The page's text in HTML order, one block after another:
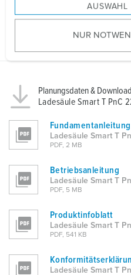
u
w
l
AUSWAHL
NUR
Mechanische Daten
Planungsdaten &
Ladesäule Smart T PnC
Fundamentanleitung
Ladesäule Smart T
PDF, 2 MB
Betriebsanleitung
Ladesäule Smart T
PDF, 5 MB
Produktinfoblatt
Ladesäule Smart T
PDF, 541 KB
Ladesäule Smart T